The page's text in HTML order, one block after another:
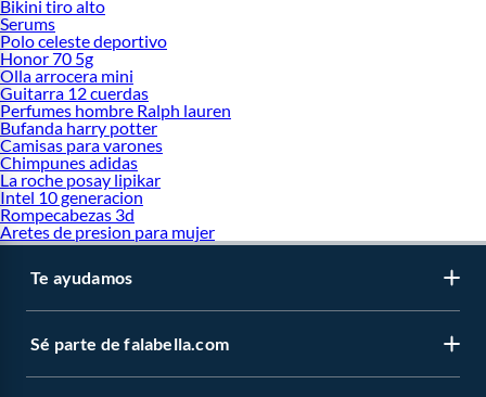
Bikini tiro alto
Serums
Polo celeste deportivo
Honor 70 5g
Olla arrocera mini
Guitarra 12 cuerdas
Perfumes hombre Ralph lauren
Bufanda harry potter
Camisas para varones
Chimpunes adidas
La roche posay lipikar
Intel 10 generacion
Rompecabezas 3d
Aretes de presion para mujer
Te ayudamos
Sé parte de falabella.com